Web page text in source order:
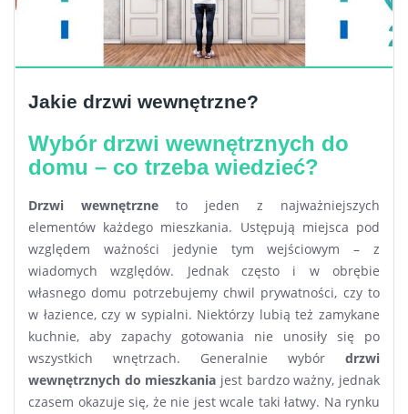
Jakie drzwi wewnętrzne?
Wybór drzwi wewnętrznych do
domu – co trzeba wiedzieć?
Drzwi wewnętrzne to jeden z najważniejszych
elementów każdego mieszkania. Ustępują miejsca pod
względem ważności jedynie tym wejściowym – z
wiadomych względów. Jednak często i w obrębie
własnego domu potrzebujemy chwil prywatności, czy to
w łazience, czy w sypialni. Niektórzy lubią też zamykane
kuchnie, aby zapachy gotowania nie unosiły się po
wszystkich wnętrzach. Generalnie wybór drzwi
wewnętrznych do mieszkania jest bardzo ważny, jednak
czasem okazuje się, że nie jest wcale taki łatwy. Na rynku